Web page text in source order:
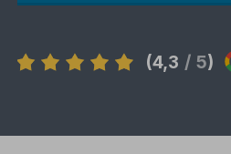
(4,3 / 5)